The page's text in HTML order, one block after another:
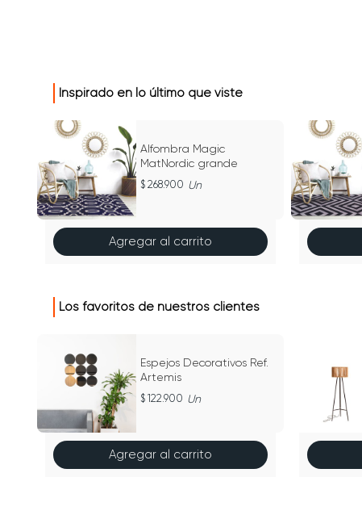
Inspirado en lo último que viste
Alfombra Magic
MatNordic grande
268.900 Un
Agregar al carrito
Los favoritos de nuestros clientes
Espejos Decorativos Ref.
Artemis
122.900 Un
Agregar al carrito